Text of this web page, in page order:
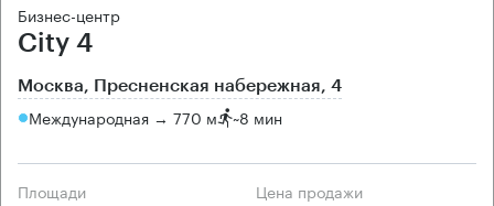
Бизнес-центр
City 4
Москва, Пресненская набережная, 4
Международная → 770 м ~8 мин
Площади Цена продажи